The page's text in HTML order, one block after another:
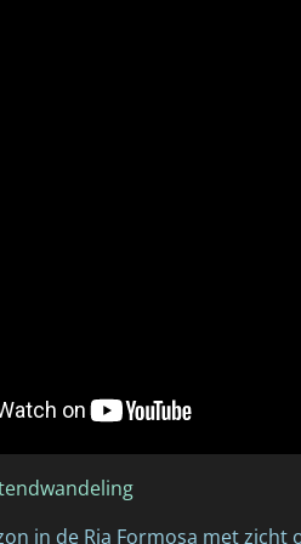
in de Ria Formosa met zicht